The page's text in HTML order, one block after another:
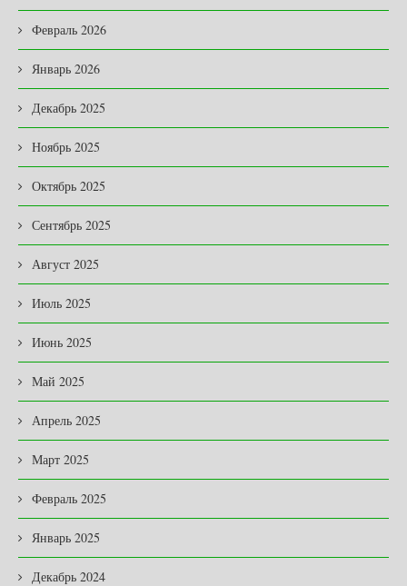
Февраль 2026
Январь 2026
Декабрь 2025
Ноябрь 2025
Октябрь 2025
Сентябрь 2025
Август 2025
Июль 2025
Июнь 2025
Май 2025
Апрель 2025
Март 2025
Февраль 2025
Январь 2025
Декабрь 2024